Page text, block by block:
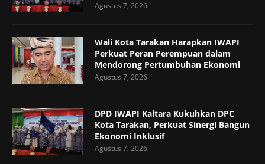
Agustus 7, 2026
Wali Kota Tarakan Harapkan IWAPI
Perkuat Peran Perempuan dalam
Mendorong Pertumbuhan Ekonomi
Agustus 7, 2026
DPD IWAPI Kaltara Kukuhkan DPC
Kota Tarakan, Perkuat Sinergi Bangun
Ekonomi Inklusif
Agustus 7, 2026